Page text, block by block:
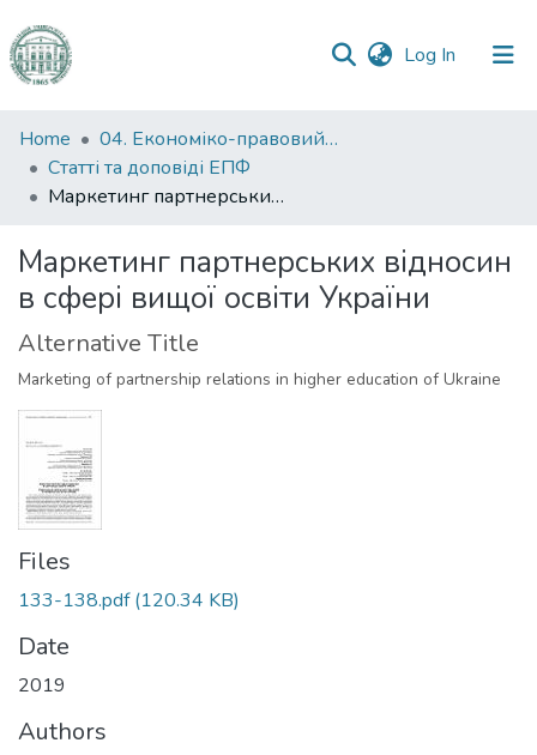
Log In (current)
Communities
&
Collections
Statistics
Home
04. Економіко-правовий факультет
Статті та доповіді ЕПФ
Маркетинг партнерських відносин в сфері вищої освіти України
Маркетинг партнерських відносин
в сфері вищої освіти України
Alternative Title
Marketing of partnership relations in higher education of Ukraine
Files
133-138.pdf(120.34 KB)
Date
2019
Authors